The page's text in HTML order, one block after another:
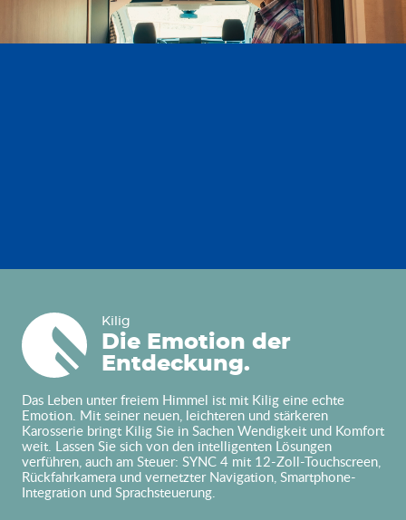
Kilig
Die Emotion der
Entdeckung.
Das Leben unter freiem Himmel ist mit Kilig eine echte
Emotion. Mit seiner neuen, leichteren und stärkeren
Karosserie bringt Kilig Sie in Sachen Wendigkeit und Komfort
weit. Lassen Sie sich von den intelligenten Lösungen
verführen, auch am Steuer: SYNC 4 mit 12-Zoll-Touchscreen,
Rückfahrkamera und vernetzter Navigation, Smartphone-
Integration und Sprachsteuerung.